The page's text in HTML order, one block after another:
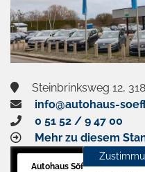
Steinbrinksweg 12,
info@autohaus-
0 51 52 / 9 47 00
Mehr zu diesem
Autohaus Söffker GmbH